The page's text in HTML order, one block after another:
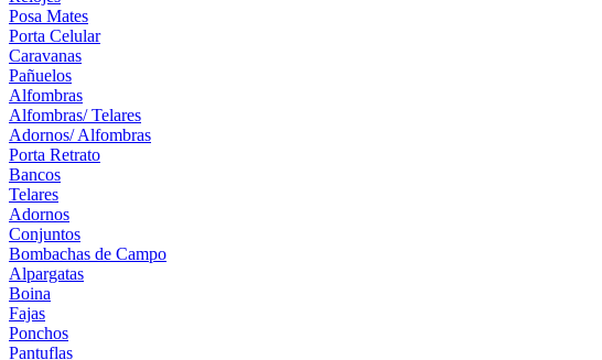
Posa Mates
Porta Celular
Caravanas
Pañuelos
Alfombras
Alfombras/ Telares
Adornos/ Alfombras
Porta Retrato
Bancos
Telares
Adornos
Conjuntos
Bombachas de Campo
Alpargatas
Boina
Fajas
Ponchos
Pantuflas